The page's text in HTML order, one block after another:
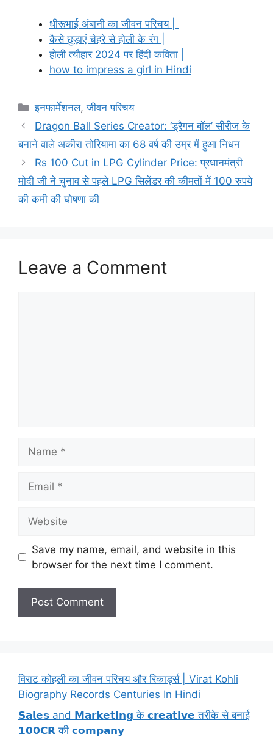
धीरूभाई अंबानी का जीवन परिचय |
कैसे छुड़ाएं चेहरे से होली के रंग |
होली त्यौहार 2024 पर हिंदी कविता |
how to impress a girl in Hindi
Categories
इनफार्मेशनल,जीवन परिचय
Dragon Ball Series Creator: ‘ड्रैगन बॉल’ सीरीज के
बनाने वाले अकीरा तोरियामा का 68 वर्ष की उम्र में हुआ निधन
Rs 100 Cut in LPG Cylinder Price: प्रधानमंत्री
मोदी जी ने चुनाव से पहले LPG सिलेंडर की कीमतों में 100 रुपये
की कमी की घोषणा की
Leave a Comment
Save my name, email, and website in this
browser for the next time I comment.
विराट कोहली का जीवन परिचय और रिकार्ड्स | Virat Kohli
Biography Records Centuries In Hindi
𝗦𝗮𝗹𝗲𝘀 and 𝗠𝗮𝗿𝗸𝗲𝘁𝗶𝗻𝗴 के 𝗰𝗿𝗲𝗮𝘁𝗶𝘃𝗲 तरीके से बनाई
𝟭𝟬𝟬𝗖𝗥 की 𝗰𝗼𝗺𝗽𝗮𝗻𝘆